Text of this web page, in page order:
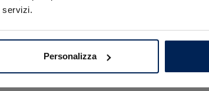
servizi.
Personalizza
Brand
EMAIL
Addetta HR
SCRIVI UNA EMAIL